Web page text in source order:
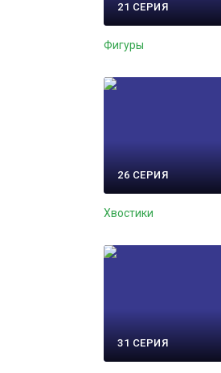
21 СЕРИЯ
Фигуры
26 СЕРИЯ
Хвостики
31 СЕРИЯ